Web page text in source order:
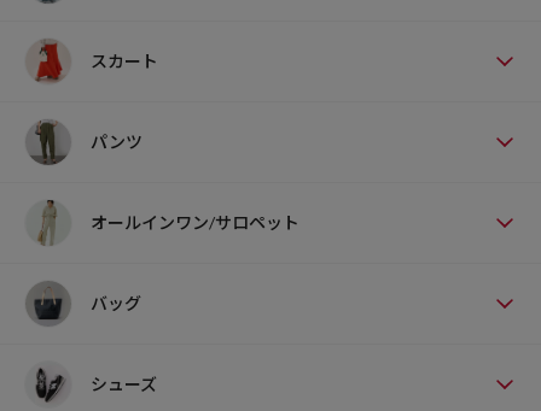
スカート
パンツ
オールインワン/サロペット
バッグ
シューズ